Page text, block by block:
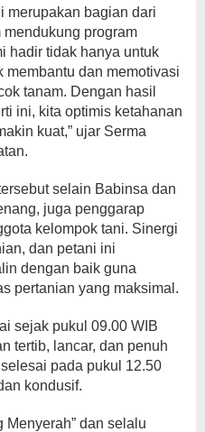
merupakan bagian dari
program
hadir tidak hanya untuk
membantu dan memotivasi
tanam. Dengan hasil
ini, kita optimis ketahanan
kuat,” ujar Serma
selain Babinsa dan
juga penggarap
kelompok tani. Sinergi
dan petani ini
dengan baik guna
pertanian yang maksimal.
sejak pukul 09.00 WIB
tertib, lancar, dan penuh
pada pukul 12.50
kondusif.
Menyerah” dan selalu